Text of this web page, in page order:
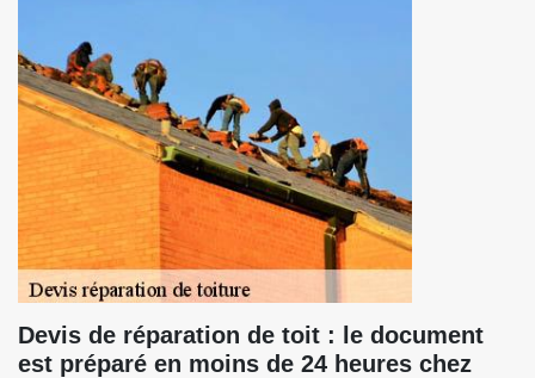
Devis de réparation de toit : le document
est préparé en moins de 24 heures chez